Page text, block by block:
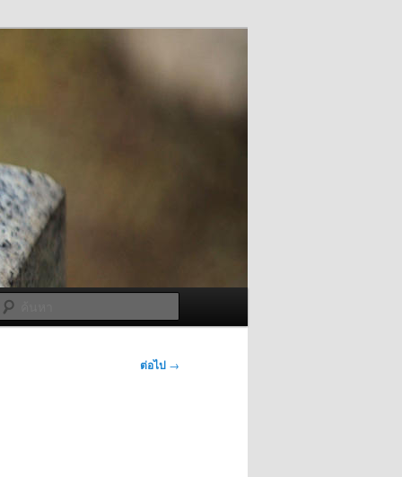
ต่อไป →